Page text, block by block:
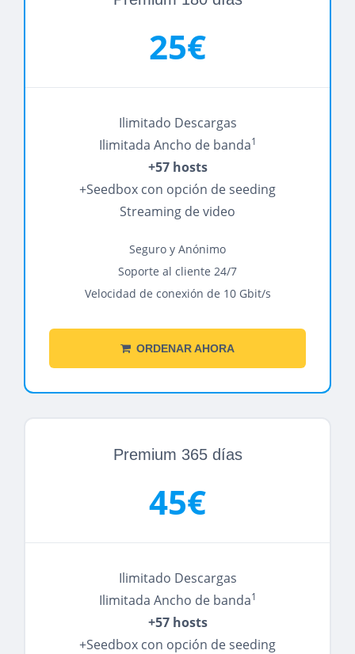
25€
Ilimitado Descargas
Ilimitada Ancho de banda1
+57 hosts
+Seedbox con opción de seeding
Streaming de video
Seguro y Anónimo
Soporte al cliente 24/7
Velocidad de conexión de 10 Gbit/s
ORDENAR AHORA
Premium 365 días
45€
Ilimitado Descargas
Ilimitada Ancho de banda1
+57 hosts
+Seedbox con opción de seeding